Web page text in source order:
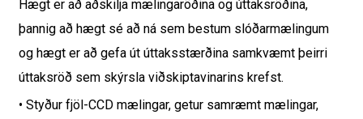
Hægt er að aðskilja mælingaröðina og úttaksröðina,
þannig að hægt sé að ná sem bestum slóðarmælingum
og hægt er að gefa út úttaksstærðina samkvæmt þeirri
úttaksröð sem skýrsla viðskiptavinarins krefst.
• Styður fjöl-CCD mælingar, getur samræmt mælingar,